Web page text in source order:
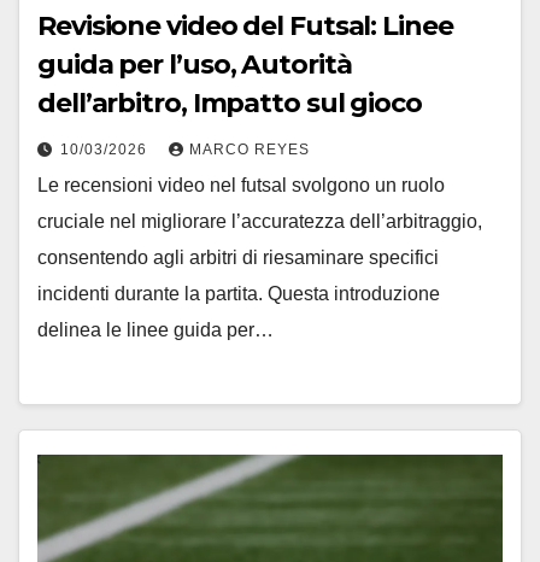
Revisione video del Futsal: Linee
guida per l’uso, Autorità
dell’arbitro, Impatto sul gioco
10/03/2026 MARCO REYES
Le recensioni video nel futsal svolgono un ruolo
cruciale nel migliorare l’accuratezza dell’arbitraggio,
consentendo agli arbitri di riesaminare specifici
incidenti durante la partita. Questa introduzione
delinea le linee guida per…